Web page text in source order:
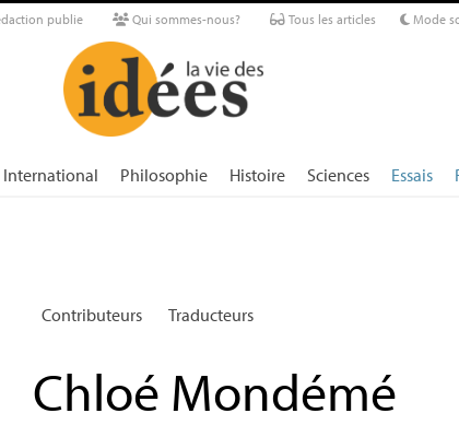
publie Qui sommes-nous? Tous les articles Mode
International Philosophie Histoire Sciences Essais
Contributeurs Traducteurs
Chloé Mondémé